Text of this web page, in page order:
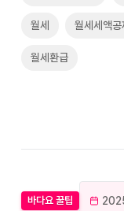
월세 월세세액공
월세환급
바다요 꿀팁